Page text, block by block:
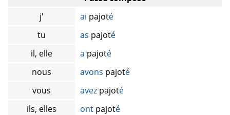
j'
ai pajoté
tu
as pajoté
il, elle
a pajoté
nous
avons pajoté
vous
avez pajoté
ils, elles
ont pajoté